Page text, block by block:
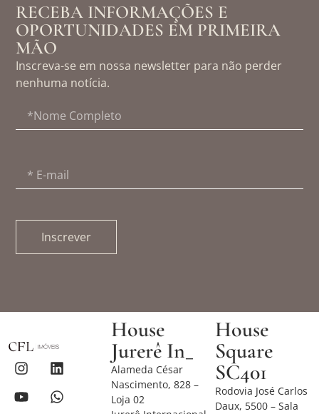
RECEBA INFORMAÇÕES E
OPORTUNIDADES EM PRIMEIRA
MÃO
Inscreva-se em nossa newsletter para não perder
nenhuma notícia.
Inscrever
House
Jurerê In_
Alameda César
Nascimento, 828 –
Loja 02
House
Square
SC401
Rodovia José Carlos
Daux, 5500 – Sala